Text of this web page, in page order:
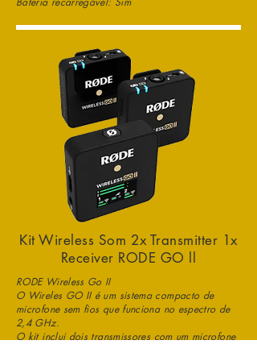
Kit Wireless Som 2x Transmitter 1x
Receiver RODE GO ll
RODE Wireless Go II
O Wireles GO II é um sistema compacto de
microfone sem fios que funciona no espectro de
2,4 GHz.
O kit inclui dois transmissores com um microfone